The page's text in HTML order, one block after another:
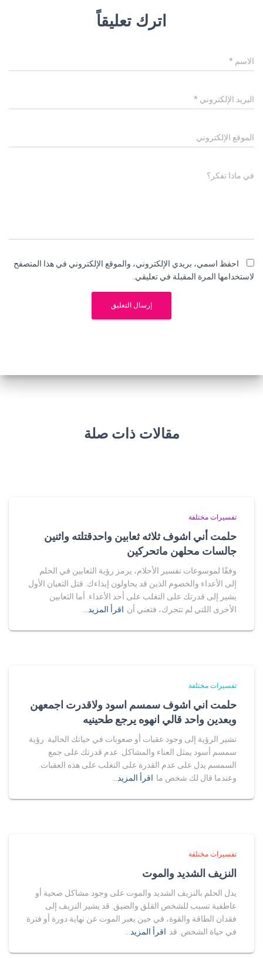
اترك تعليقاً
الاسم *
البريد الإلكتروني *
الموقع الإلكتروني
في ماذا تفكر؟
احفظ اسمي، بريدي الإلكتروني، والموقع الإلكتروني في هذا المتصفح
لاستخدامها المرة المقبلة في تعليقي.
مقالات ذات صلة
تفسيرات مختلفة
حلمت أني اشوف ثلاثه ثعابين واحدقتلته واثنين
جالسات محلهن ماتحركين
وفقًا لموسوعات تفسير الأحلام، يرمز رؤية الثعابين في الحلم
إلى الأعداء والخصوم الذين قد يحاولون إيذاءك. قتل الثعبان الأول
يشير إلى قدرتك على التغلب على أحد الأعداء. أما الثعابين
الأخرى اللتي لم تتحرك، فتعني أن اقرأ المزيد…
تفسيرات مختلفة
حلمت اني اشوف سمسم اسود ولاقدرت اجمعهن
وبعدين واحد قالي انهوه يرجع طحينيه
تشير الرؤية إلى وجود عقبات أو صعوبات في حياتك الحالية. رؤية
سمسم أسود يمثل العناء والمشاكل. عدم قدرتك على جمع
السمسم يدل على عدم القدرة على التغلب على هذه العقبات.
وعندما قال لك شخص ما اقرأ المزيد…
تفسيرات مختلفة
النزيف الشديد والموت
يدل الحلم بالنزيف الشديد والموت على وجود مشاكل صحية أو
عاطفية تسبب للشخص القلق والضيق. قد يشير النزيف إلى
فقدان الطاقة والقوة، في حين يعبر الموت عن نهاية دورة أو فترة
في حياة الشخص. قد اقرأ المزيد…